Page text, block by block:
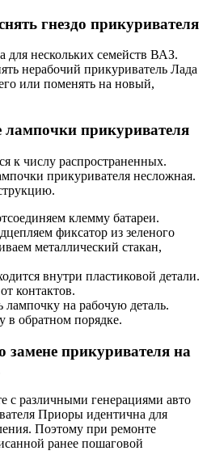
гнездо прикуривателя
для нескольких семейств ВАЗ.
нерабочий прикуриватель Лада
или поменять на новый,
лампочки прикуривателя
к числу распространенных.
прикуривателя несложная.
клемму батареи.
фиксатор из зеленого
металлический стакан,
внутри пластиковой детали.
контактов.
на рабочую деталь.
в обратном порядке.
прикуривателя на
с различными генерациями авто
Приоры идентична для
Поэтому при ремонте
ранее пошаговой